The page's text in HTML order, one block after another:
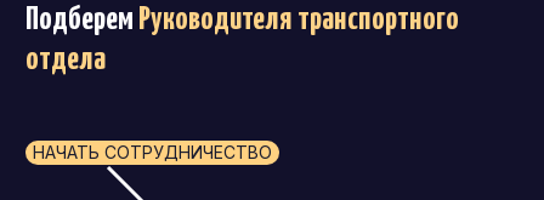
Подберем Руководителя транспортного
отдела
НАЧАТЬ СОТРУДНИЧЕСТВО